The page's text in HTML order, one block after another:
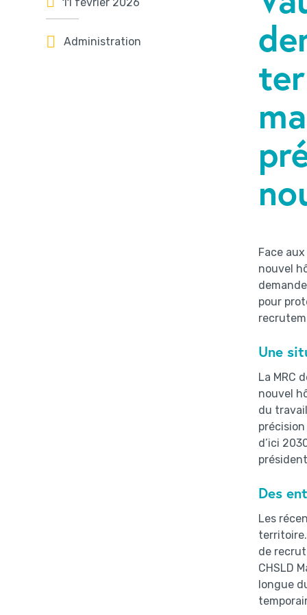
Administration
Face
nouvel
pour
Une
La MRC
nouvel
du
d’ici
Des
Les
de
CHSLD
longue